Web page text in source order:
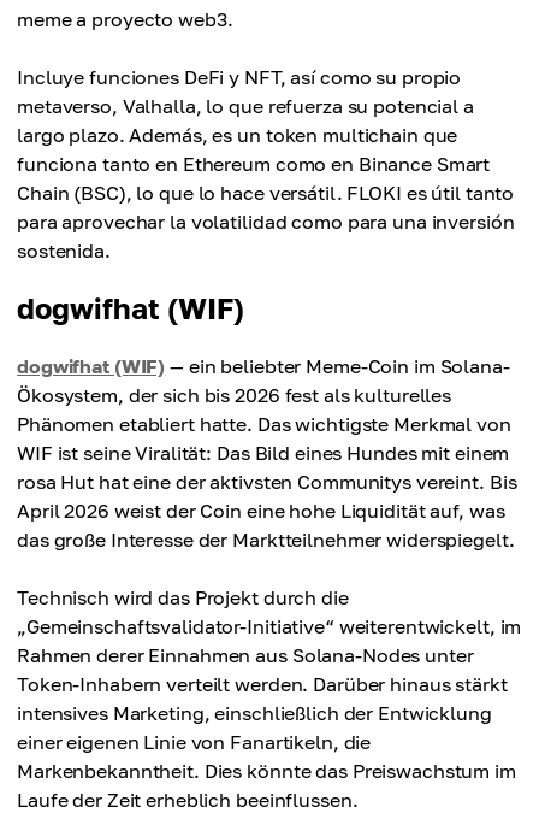
meme a proyecto web3.
Incluye funciones DeFi y NFT, así como su propio
metaverso, Valhalla, lo que refuerza su potencial a
largo plazo. Además, es un token multichain que
funciona tanto en Ethereum como en Binance Smart
Chain (BSC), lo que lo hace versátil. FLOKI es útil tanto
para aprovechar la volatilidad como para una inversión
sostenida.
dogwifhat (WIF)
dogwifhat (WIF) — ein beliebter Meme-Coin im Solana-
Ökosystem, der sich bis 2026 fest als kulturelles
Phänomen etabliert hatte. Das wichtigste Merkmal von
WIF ist seine Viralität: Das Bild eines Hundes mit einem
rosa Hut hat eine der aktivsten Communitys vereint. Bis
April 2026 weist der Coin eine hohe Liquidität auf, was
das große Interesse der Marktteilnehmer widerspiegelt.
Technisch wird das Projekt durch die
„Gemeinschaftsvalidator-Initiative“ weiterentwickelt, im
Rahmen derer Einnahmen aus Solana-Nodes unter
Token-Inhabern verteilt werden. Darüber hinaus stärkt
intensives Marketing, einschließlich der Entwicklung
einer eigenen Linie von Fanartikeln, die
Markenbekanntheit. Dies könnte das Preiswachstum im
Laufe der Zeit erheblich beeinflussen.